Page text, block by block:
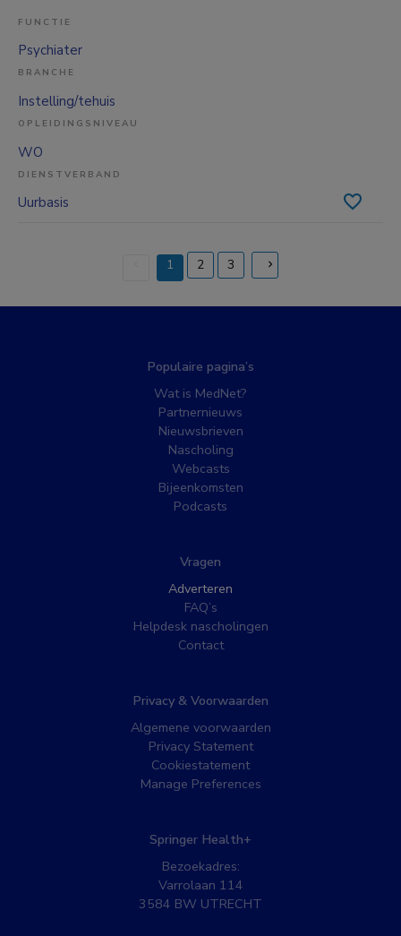
FUNCTIE
Psychiater
BRANCHE
Instelling/tehuis
OPLEIDINGSNIVEAU
WO
DIENSTVERBAND
Uurbasis
1
(current)
2 3
Populaire pagina’s
Wat is MedNet?
Partnernieuws
Nieuwsbrieven
Nascholing
Webcasts
Bijeenkomsten
Podcasts
Vragen
Adverteren
FAQ’s
Helpdesk nascholingen
Contact
Privacy & Voorwaarden
Algemene voorwaarden
Privacy Statement
Cookiestatement
Manage Preferences
Springer Health+
Bezoekadres:
Varrolaan 114
3584 BW UTRECHT